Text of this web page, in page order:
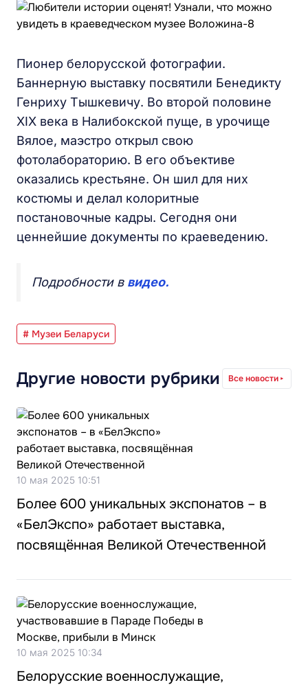
Пионер белорусской фотографии.
Баннерную выставку посвятили Бенедикту
Генриху Тышкевичу. Во второй половине
XIX века в Налибокской пуще, в урочище
Вялое, маэстро открыл свою
фотолабораторию. В его объективе
оказались крестьяне. Он шил для них
костюмы и делал колоритные
постановочные кадры. Сегодня они
ценнейшие документы по краеведению.
Подробности в видео.
# Музеи Беларуси
Другие новости рубрики Все новости
10 мая 2025 10:51
Более 600 уникальных экспонатов – в
«БелЭкспо» работает выставка,
посвящённая Великой Отечественной
10 мая 2025 10:34
Белорусские военнослужащие,